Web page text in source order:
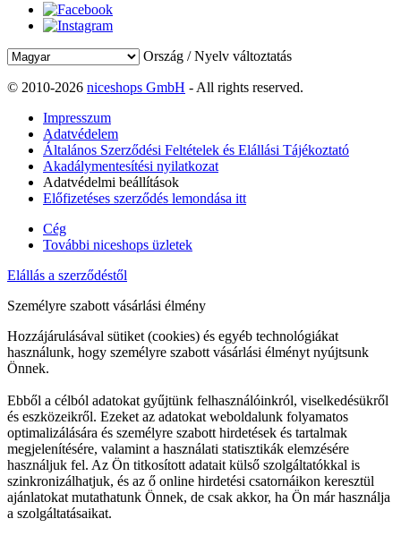
Ország / Nyelv változtatás
© 2010-2026 niceshops GmbH - All rights reserved.
Impresszum
Adatvédelem
Általános Szerződési Feltételek és Elállási Tájékoztató
Akadálymentesítési nyilatkozat
Adatvédelmi beállítások
Előfizetéses szerződés lemondása itt
Cég
További niceshops üzletek
Elállás a szerződéstől
Személyre szabott vásárlási élmény
Hozzájárulásával sütiket (cookies) és egyéb technológiákat
használunk, hogy személyre szabott vásárlási élményt nyújtsunk
Önnek.
Ebből a célból adatokat gyűjtünk felhasználóinkról, viselkedésükről
és eszközeikről. Ezeket az adatokat weboldalunk folyamatos
optimalizálására és személyre szabott hirdetések és tartalmak
megjelenítésére, valamint a használati statisztikák elemzésére
használjuk fel. Az Ön titkosított adatait külső szolgáltatókkal is
szinkronizálhatjuk, és az ő online hirdetési csatornáikon keresztül
ajánlatokat mutathatunk Önnek, de csak akkor, ha Ön már használja
a szolgáltatásaikat.